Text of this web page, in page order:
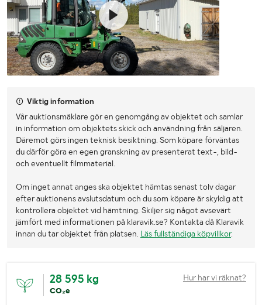
Viktig information
Vår auktionsmäklare gör en genomgång av objektet och samlar
in information om objektets skick och användning från säljaren.
Däremot görs ingen teknisk besiktning. Som köpare förväntas
du därför göra en egen granskning av presenterat text-, bild-
och eventuellt filmmaterial.
Om inget annat anges ska objektet hämtas senast tolv dagar
efter auktionens avslutsdatum och du som köpare är skyldig att
kontrollera objektet vid hämtning. Skiljer sig något avsevärt
jämfört med informationen på klaravik.se? Kontakta då Klaravik
innan du tar objektet från platsen. Läs fullständiga köpvillkor.
28 595 kg
CO₂e
Hur har vi räknat?